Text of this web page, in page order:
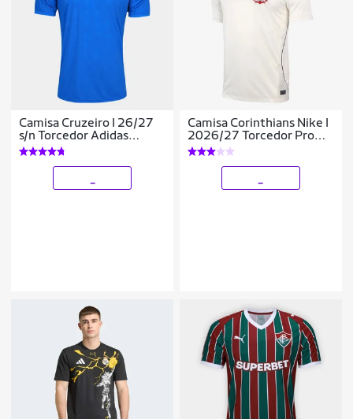
Camisa Cruzeiro I 26/27
s/n Torcedor Adidas
Masculina
Camisa Corinthians Nike I
2026/27 Torcedor Pro
Masculina